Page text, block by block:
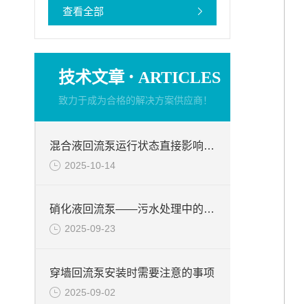
查看全部
技术文章 · ARTICLES
致力于成为合格的解决方案供应商！
混合液回流泵运行状态直接影响整个工艺流程的稳定性与效率
2025-10-14
硝化液回流泵——污水处理中的关键角色
2025-09-23
穿墙回流泵安装时需要注意的事项
2025-09-02